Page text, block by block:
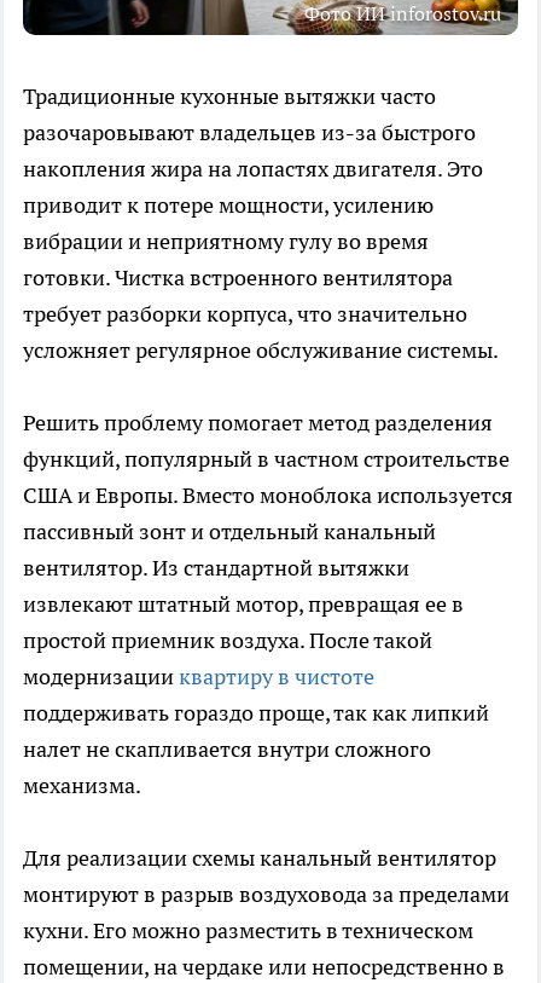
Фото ИИ inforostov.ru
Традиционные кухонные вытяжки часто
разочаровывают владельцев из-за быстрого
накопления жира на лопастях двигателя. Это
приводит к потере мощности, усилению
вибрации и неприятному гулу во время
готовки. Чистка встроенного вентилятора
требует разборки корпуса, что значительно
усложняет регулярное обслуживание системы.
Решить проблему помогает метод разделения
функций, популярный в частном строительстве
США и Европы. Вместо моноблока используется
пассивный зонт и отдельный канальный
вентилятор. Из стандартной вытяжки
извлекают штатный мотор, превращая ее в
простой приемник воздуха. После такой
модернизацииквартиру в чистоте
поддерживать гораздо проще, так как липкий
налет не скапливается внутри сложного
механизма.
Для реализации схемы канальный вентилятор
монтируют в разрыв воздуховода за пределами
кухни. Его можно разместить в техническом
помещении, на чердаке или непосредственно в